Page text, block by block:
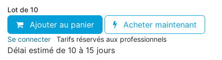
Lot de 10
Ajouter au panier Acheter maintenant
Se connecter Tarifs réservés aux professionnels
Délai estimé de 10 à 15 jours